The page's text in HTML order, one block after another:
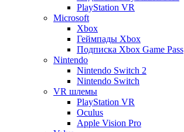
PlayStation VR
Microsoft
Xbox
Геймпады Xbox
Подписка Xbox Game Pass
Nintendo
Nintendo Switch 2
Nintendo Switch
VR шлемы
PlayStation VR
Oculus
Apple Vision Pro